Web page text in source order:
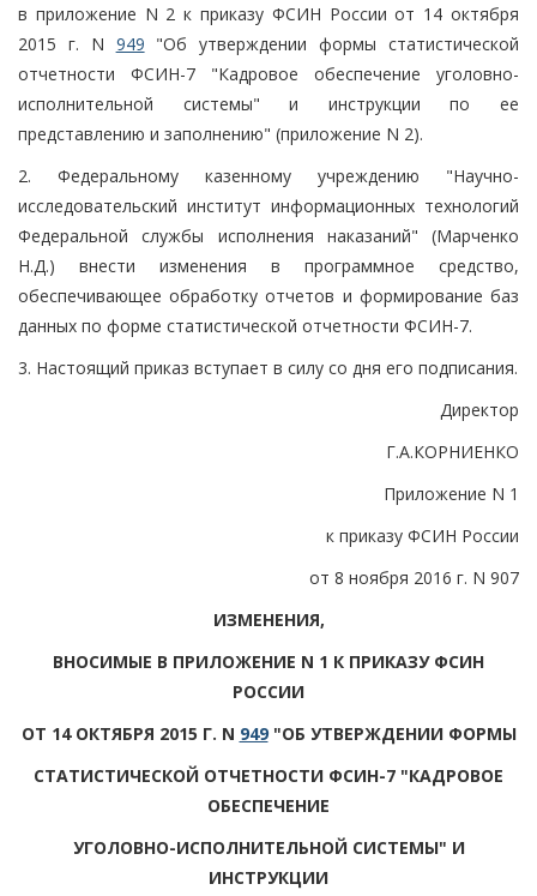
в приложение N 2 к приказу ФСИН России от 14 октября
2015 г. N 949 "Об утверждении формы статистической
отчетности ФСИН-7 "Кадровое обеспечение уголовно-
исполнительной системы" и инструкции по ее
представлению и заполнению" (приложение N 2).
2. Федеральному казенному учреждению "Научно-
исследовательский институт информационных технологий
Федеральной службы исполнения наказаний" (Марченко
Н.Д.) внести изменения в программное средство,
обеспечивающее обработку отчетов и формирование баз
данных по форме статистической отчетности ФСИН-7.
3. Настоящий приказ вступает в силу со дня его подписания.
Директор
Г.А.КОРНИЕНКО
Приложение N 1
к приказу ФСИН России
от 8 ноября 2016 г. N 907
ИЗМЕНЕНИЯ,
ВНОСИМЫЕ В ПРИЛОЖЕНИЕ N 1 К ПРИКАЗУ ФСИН
РОССИИ
ОТ 14 ОКТЯБРЯ 2015 Г. N 949"ОБ УТВЕРЖДЕНИИ ФОРМЫ
СТАТИСТИЧЕСКОЙ ОТЧЕТНОСТИ ФСИН-7 "КАДРОВОЕ
ОБЕСПЕЧЕНИЕ
УГОЛОВНО-ИСПОЛНИТЕЛЬНОЙ СИСТЕМЫ" И
ИНСТРУКЦИИ